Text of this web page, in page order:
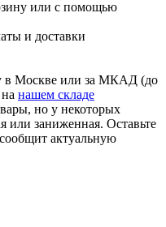
или с помощью
и доставки
в Москве или за МКАД (до
нашем складе
но у некоторых
или заниженная. Оставьте
актуальную